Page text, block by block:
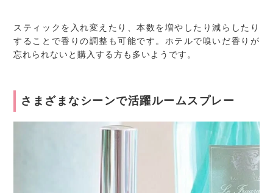
スティックを入れ変えたり、本数を増やしたり減らしたり
することで香りの調整も可能です。ホテルで嗅いだ香りが
忘れられないと購入する方も多いようです。
さまざまなシーンで活躍ルームスプレー